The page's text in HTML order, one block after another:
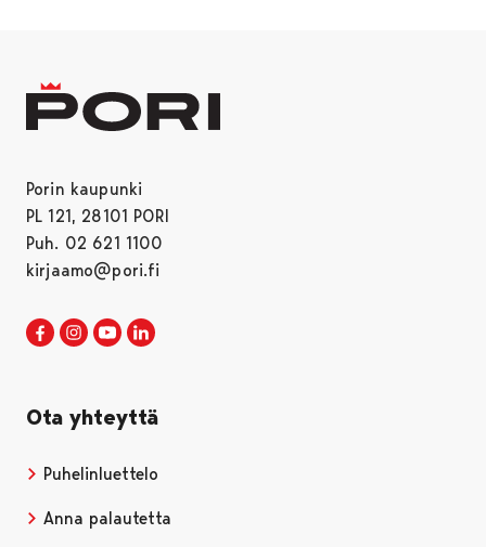
Porin kaupunki
PL 121, 28101 PORI
Puh. 02 621 1100
kirjaamo@pori.fi
Porin kaupunki Facebookissa
Avautuu uudessa välilehdessä
Porin kaupunki Instagramissa
Avautuu uudessa välilehdessä
Porin kaupunki Youtubessa
Avautuu uudessa välilehdessä
Ota yhteyttä
Puhelinluettelo
Anna palautetta